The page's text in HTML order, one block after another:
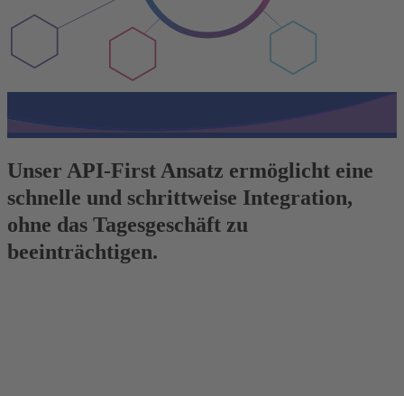
Unser API-First Ansatz ermöglicht eine
schnelle und schrittweise Integration,
ohne das Tagesgeschäft zu
beeinträchtigen.